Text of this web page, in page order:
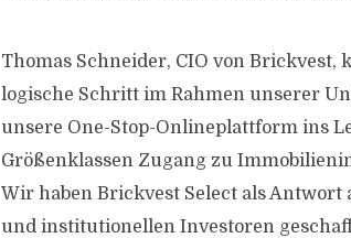
Thomas Schneider, CIO von Brickvest,
logische Schritt im Rahmen unserer
unsere One-Stop-Onlineplattform ins
Größenklassen Zugang zu
Wir haben Brickvest Select als Antwort
und institutionellen Investoren